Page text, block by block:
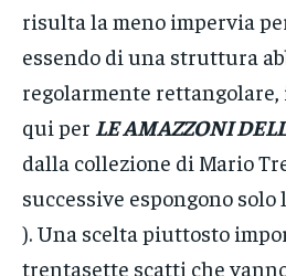
risulta la meno impervia
essendo di una struttura
regolarmente rettangolare,
qui per LE AMAZZONI
dalla collezione di Mario
successive espongono solo
). Una scelta piuttosto
trentasette scatti che